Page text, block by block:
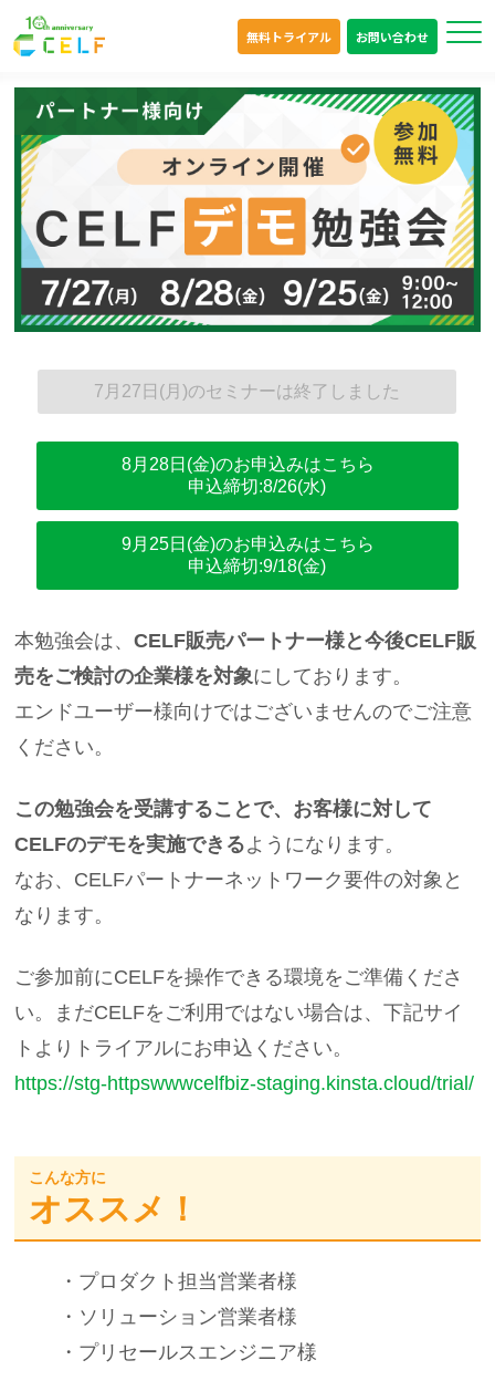
無料トライアル お問い合わせ
オンライン
7月27日(月)のセミナーは終了しました
8月28日(金)のお申込みはこちら
申込締切:8/26(水)
9月25日(金)のお申込みはこちら
申込締切:9/18(金)
本勉強会は、CELF販売パートナー様と今後CELF販
売をご検討の企業様を対象にしております。
エンドユーザー様向けではございませんのでご注意
ください。
この勉強会を受講することで、お客様に対して
CELFのデモを実施できるようになります。
なお、CELFパートナーネットワーク要件の対象と
なります。
ご参加前にCELFを操作できる環境をご準備くださ
い。まだCELFをご利用ではない場合は、下記サイ
トよりトライアルにお申込ください。
https://stg-httpswwwcelfbiz-staging.kinsta.cloud/trial/
こんな方に
オススメ！
・プロダクト担当営業者様
・ソリューション営業者様
・プリセールスエンジニア様